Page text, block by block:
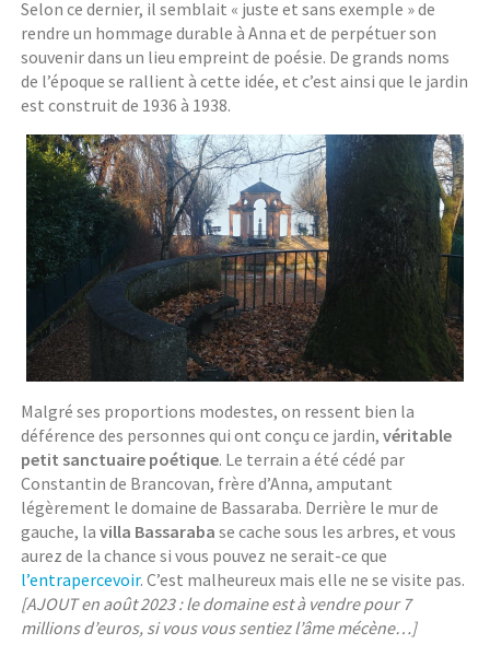
Selon ce dernier, il semblait « juste et sans exemple » de
rendre un hommage durable à Anna et de perpétuer son
souvenir dans un lieu empreint de poésie. De grands noms
de l’époque se rallient à cette idée, et c’est ainsi que le jardin
est construit de 1936 à 1938.
Malgré ses proportions modestes, on ressent bien la
déférence des personnes qui ont conçu ce jardin,véritable
petit sanctuaire poétique. Le terrain a été cédé par
Constantin de Brancovan, frère d’Anna, amputant
légèrement le domaine de Bassaraba. Derrière le mur de
gauche, lavilla Bassaraba se cache sous les arbres, et vous
aurez de la chance si vous pouvez ne serait-ce que
l’entrapercevoir. C’est malheureux mais elle ne se visite pas.
[AJOUT en août 2023 : le domaine est à vendre pour 7
millions d’euros, si vous vous sentiez l’âme mécène…]